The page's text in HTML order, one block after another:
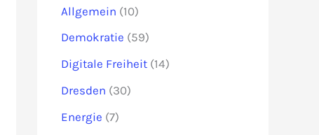
Allgemein (10)
Demokratie (59)
Digitale Freiheit (14)
Dresden (30)
Energie (7)